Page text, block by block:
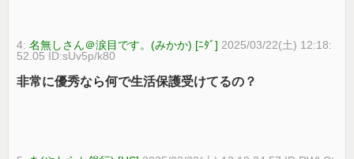
4:名無しさん＠涙目です。(みかか) [ﾆﾀﾞ] 2025/03/22(土) 12:18:
52.05 ID:sUv5p/k80
非常に優秀なら何で生活保護受けてるの？